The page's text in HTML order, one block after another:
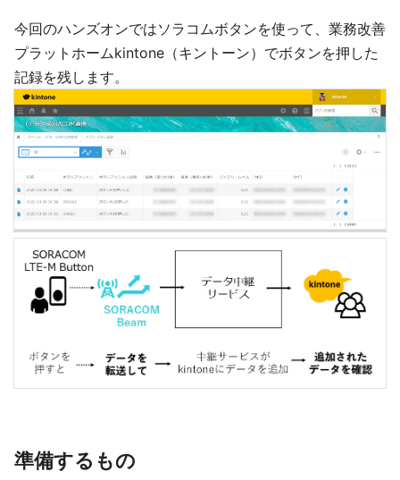
今回のハンズオンではソラコムボタンを使って、業務改善
プラットホームkintone（キントーン）でボタンを押した
記録を残します。
準備するもの